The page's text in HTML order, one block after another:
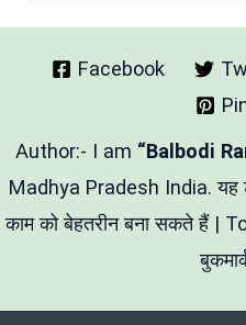
–
स्मार्ट
और
बनाने
का
आसान
Facebook
Author:- I am “Balbodi
Madhya Pradesh India. यह
काम को बेहतरीन बना सकते हैं |